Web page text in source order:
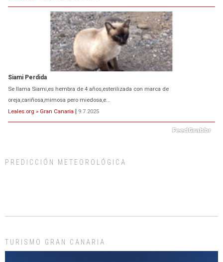
Siami Perdida
Se llama Siami,es hembra de 4 años,esterilizada con marca de
oreja,cariñosa,mimosa pero miedosa,e...
Leales.org » Gran Canaria | 9.7.2025
días, ella incluida...
PREDICCIÓN METEOROLÓGICA
TURISMO GRAN CANARIA